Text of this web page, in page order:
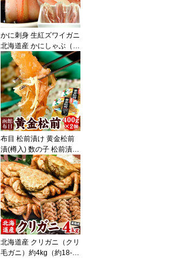
かに刺身 生紅ズワイガニ
北海道産 かにしゃぶ（南
蛮付き） カット済み 生
食可 合計1.2kg入 （1袋4
00g×3）ずわいがに ずわ
い蟹 ズワイガニ ズワイ
蟹 蟹 カニ かに ポーショ
ン むき身 刺身 送料無料
（沖縄宛は別途送料）
布目 松前漬け 黄金松前
漬(樽入) 数の子 松前漬 4
00g×2セット 松前 松前
漬け数の子 かずのこ ギ
フト お歳暮 お中元 父の
日 函館布目 北海道 お土
産にもオススメ 送料無料
（沖縄宛は別途送料を加
算）
北海道産 クリガニ（クリ
毛ガニ）約4kg（約18-26